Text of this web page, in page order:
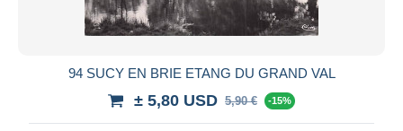
94 SUCY EN BRIE ETANG DU GRAND VAL
± 5,80 USD 5,90 € -15%